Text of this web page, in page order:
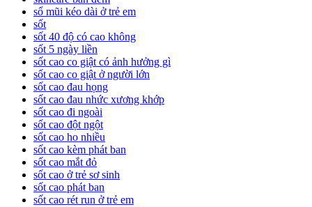
sổ mũi kéo dài ở trẻ em
sốt
sốt 40 độ có cao không
sốt 5 ngày liền
sốt cao co giật có ảnh hưởng gì
sốt cao co giật ở người lớn
sốt cao đau họng
sốt cao đau nhức xương khớp
sốt cao đi ngoài
sốt cao đột ngột
sốt cao ho nhiều
sốt cao kèm phát ban
sốt cao mắt đỏ
sốt cao ở trẻ sơ sinh
sốt cao phát ban
sốt cao rét run ở trẻ em